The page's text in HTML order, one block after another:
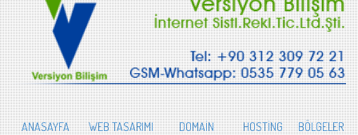
ANASAYFA WEB TASARIMI DOMAİN HOSTİNG BÖLGELER